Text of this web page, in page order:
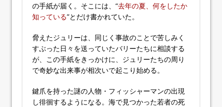
の手紙が届く。そこには、“去年の夏、何をしたか
知っている”とだけ書かれていた。
脅えたジュリーは、同じく事故のことで苦しみく
すぶった日々を送っていたバリーたちに相談する
が、この手紙をきっかけに、ジュリーたちの周り
で奇妙な出来事が相次いで起こり始める。
鍵爪を持った謎の人物・フィッシャーマンの出現
し徘徊するようになる。海で見つかった若者の死